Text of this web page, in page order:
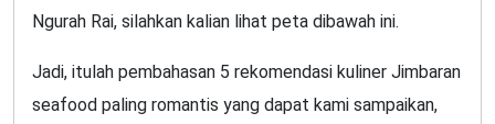
Ngurah Rai, silahkan kalian lihat peta dibawah ini.
Jadi, itulah pembahasan 5 rekomendasi kuliner Jimbaran
seafood paling romantis yang dapat kami sampaikan,